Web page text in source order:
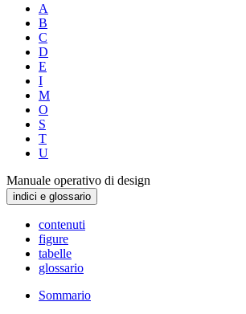
A
B
C
D
E
I
M
O
S
T
U
Manuale operativo di design
indici e glossario
contenuti
figure
tabelle
glossario
Sommario